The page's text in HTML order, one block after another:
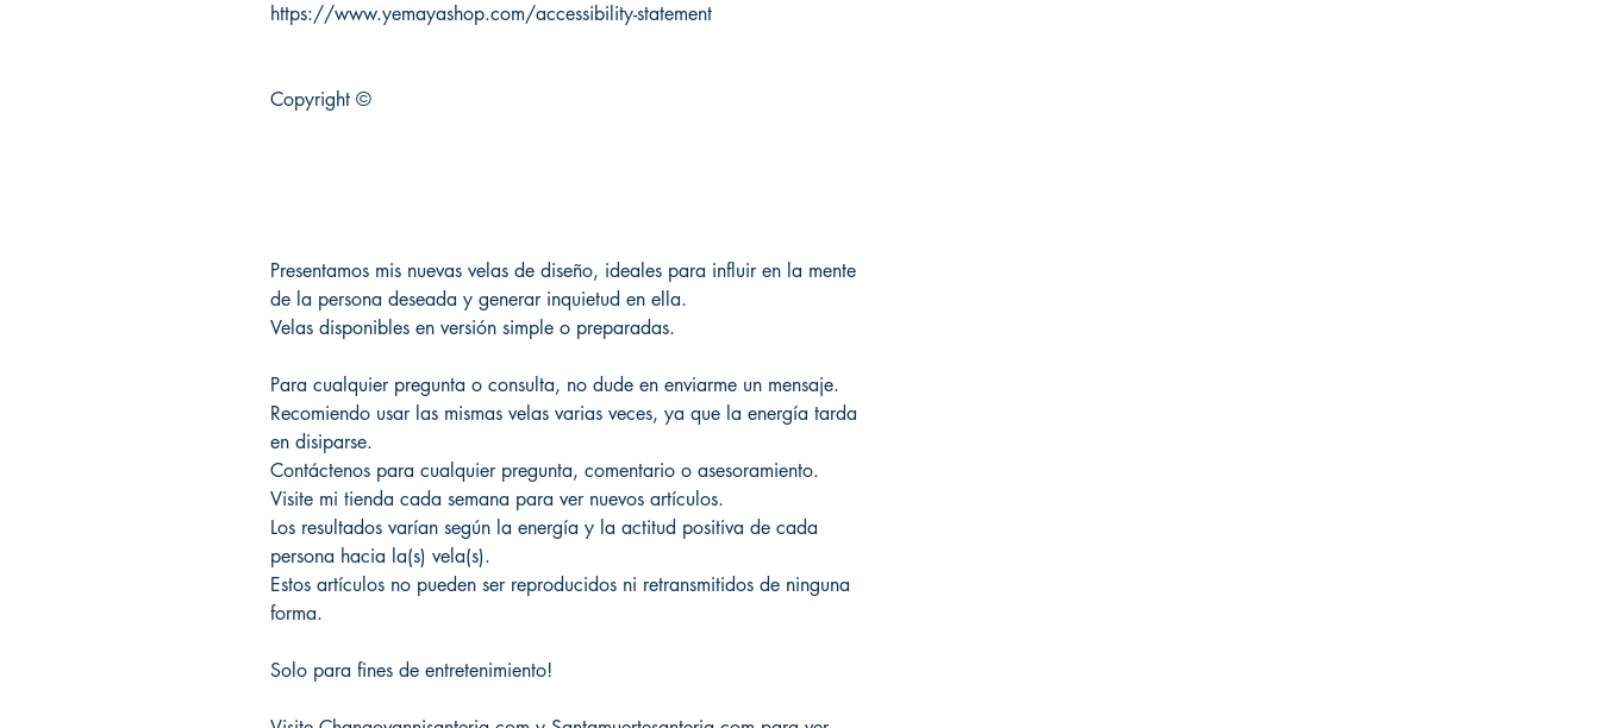
https://www.yemayashop.com/accessibility-statement
Copyright ©
Presentamos mis nuevas velas de diseño, ideales para influir en la mente
de la persona deseada y generar inquietud en ella.
Velas disponibles en versión simple o preparadas.
Para cualquier pregunta o consulta, no dude en enviarme un mensaje.
Recomiendo usar las mismas velas varias veces, ya que la energía tarda
en disiparse.
Contáctenos para cualquier pregunta, comentario o asesoramiento.
Visite mi tienda cada semana para ver nuevos artículos.
Los resultados varían según la energía y la actitud positiva de cada
persona hacia la(s) vela(s).
Estos artículos no pueden ser reproducidos ni retransmitidos de ninguna
forma.
Solo para fines de entretenimiento!